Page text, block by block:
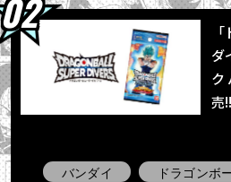
ダ
ク
売!!
バンダイ
ドラゴンボ